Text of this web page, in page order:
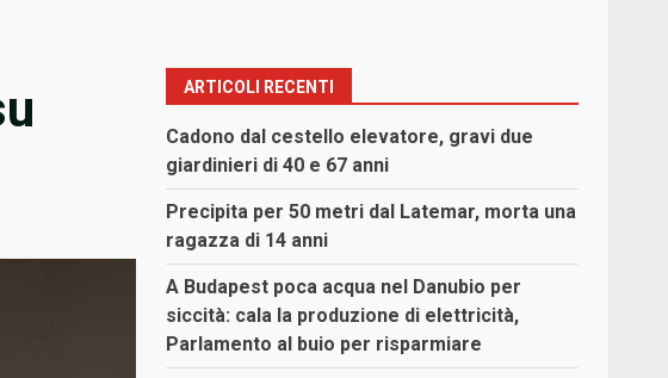
ARTICOLI RECENTI
Cadono dal cestello elevatore, gravi due
giardinieri di 40 e 67 anni
Precipita per 50 metri dal Latemar, morta una
ragazza di 14 anni
A Budapest poca acqua nel Danubio per
siccità: cala la produzione di elettricità,
Parlamento al buio per risparmiare